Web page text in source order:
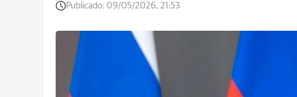
Publicado: 09/05/2026, 21:53